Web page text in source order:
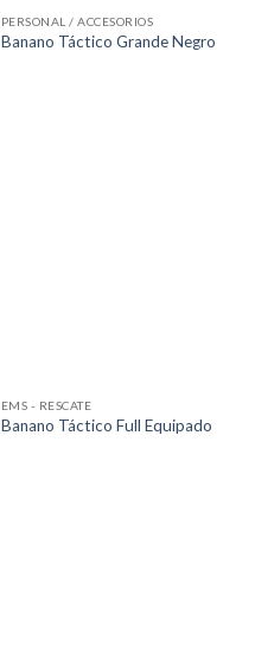
PERSONAL / ACCESORIOS
Banano Táctico Grande Negro
EMS - RESCATE
Banano Táctico Full Equipado